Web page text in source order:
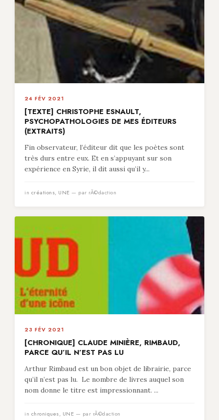
24 FÉV 2021
[TEXTE] CHRISTOPHE ESNAULT,
PSYCHOPATHOLOGIES DE MES ÉDITEURS
(EXTRAITS)
Fin observateur, l’éditeur dit que les poètes sont
très durs entre eux. Et en s’appuyant sur son
expérience en Syrie, il dit aussi qu’il y...
in créations, UNE — par rÃ©daction
23 FÉV 2021
[CHRONIQUE] CLAUDE MINIÈRE, RIMBAUD,
PARCE QU’IL N’EST PAS LU
Arthur Rimbaud est un bon objet de librairie, parce
qu’il n’est pas lu. Le nombre de livres auquel son
nom donne le titre est impressionnant. ...
in chroniques, UNE — par rÃ©daction